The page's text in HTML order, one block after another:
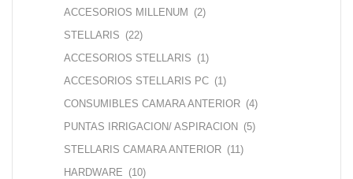
ACCESORIOS MILLENUM
(2)
STELLARIS (22)
ACCESORIOS STELLARIS (1)
ACCESORIOS STELLARIS PC (1)
CONSUMIBLES CAMARA ANTERIOR (4)
PUNTAS IRRIGACION/ ASPIRACION
(5)
STELLARIS CAMARA ANTERIOR (11)
HARDWARE (10)